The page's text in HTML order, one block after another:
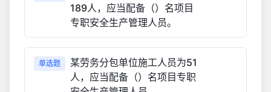
189人，应当配备（）名项目
专职安全生产管理人员。
单选题
某劳务分包单位施工人员为51
人，应当配备（）名项目专职